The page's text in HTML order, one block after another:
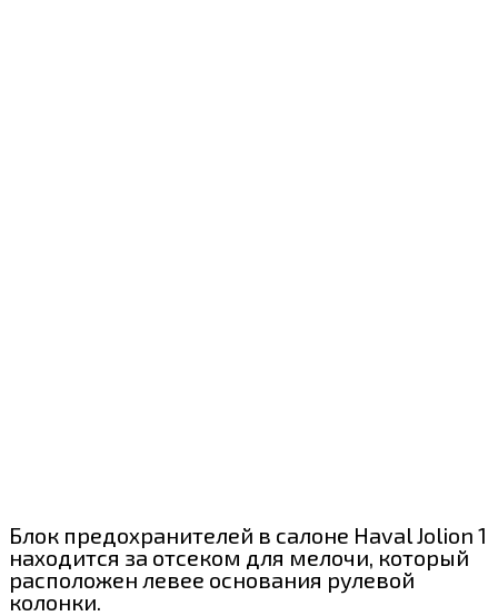
Блок предохранителей в салоне Haval Jolion 1
находится за отсеком для мелочи, который
расположен левее основания рулевой
колонки.